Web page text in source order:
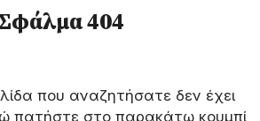
Σφάλμα 404
που αναζητήσατε δεν έχει
πατήστε στο παρακάτω κουμπί